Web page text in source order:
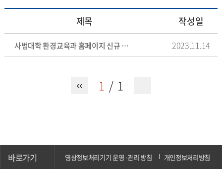
제목 작성일
사범대학 환경교육과 홈페이지 신규 구축 2023.11.14
1 1
바로가기 영상정보처리기기 운영·관리 방침 개인정보처리방침